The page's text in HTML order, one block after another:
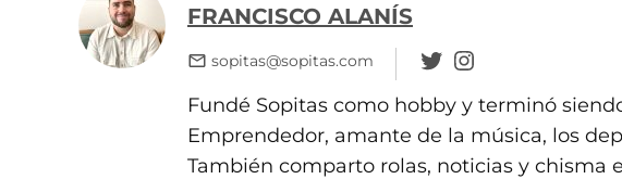
FRANCISCO ALANÍS
sopitas@sopitas.com
Fundé Sopitas como hobby y terminó
Emprendedor, amante de la música, los
También comparto rolas, noticias y chisma